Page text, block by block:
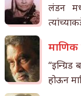
लंडन
माणिक
“इन्ग्रिड
होऊन